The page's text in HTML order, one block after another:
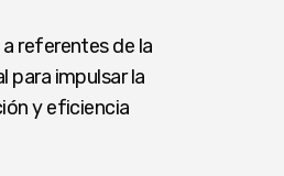
referentes de la
para impulsar la
y eficiencia